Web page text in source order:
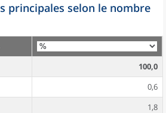
principales selon le nombre
100,0
0,6
1,8